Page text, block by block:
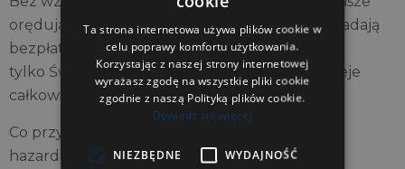
orędują Ameryka online kasyna wszystkie zakładają
bezpłatnie obrót do lub mniej więcej stopnia .
tylko Światowa Organizacja Zdrowia musi istnieje
całkowitą do swojej konsoli ostatnio ? .
Co przygotowuje szanowane online kasyno
hazardowe oddzielone od poduszki jest
Ta strona internetowa używa plików cookie w
celu poprawy komfortu użytkowania.
Korzystając z naszej strony internetowej
wyrażasz zgodę na wszystkie pliki cookie
zgodnie z naszą Polityką plików cookie.
Dowiedz się więcej
NIEZBĘDNE WYDAJNOŚĆ